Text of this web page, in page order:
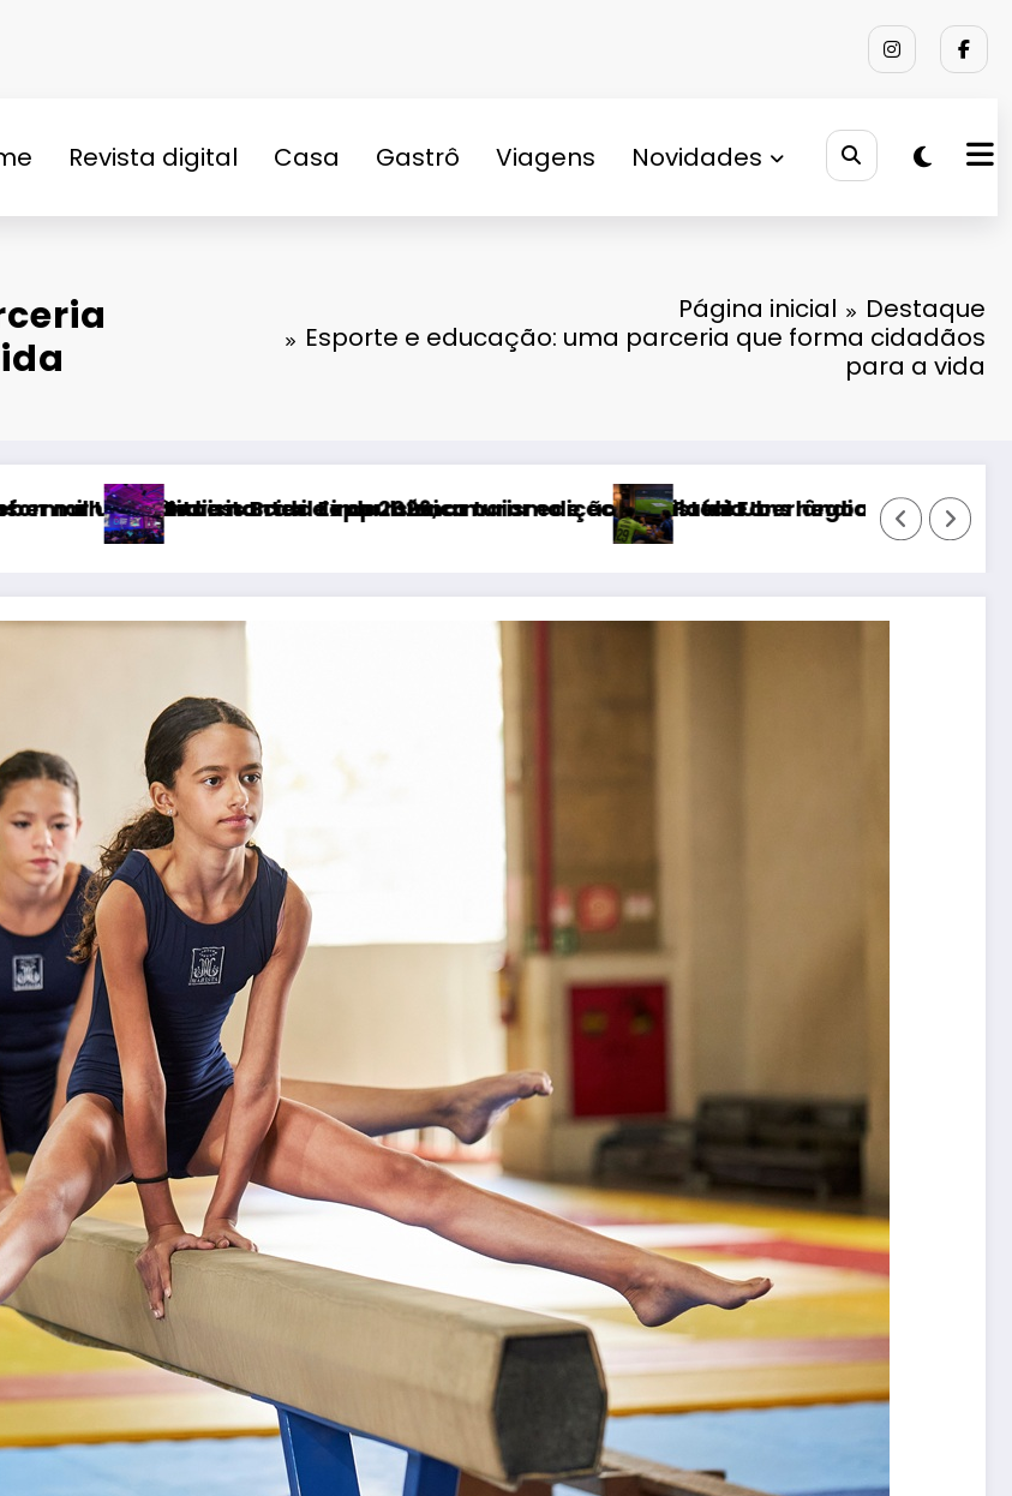
Revista digital Casa Gastrô Viagens Novidades
Página inicial
Destaque
Esporte e educação: uma parceria que forma cidadãos
para a vida
e economia de Uberlândia
edição da históriaFatal Fans negocia transmissão do Campeonato Chileno e pode
Caso do ator Chadwick